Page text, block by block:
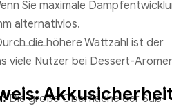
Sie maximale
alternativlos.
die höhere Wattzahl ist der
viele Nutzer bei Dessert-
Die große Oberfläche der Sub-